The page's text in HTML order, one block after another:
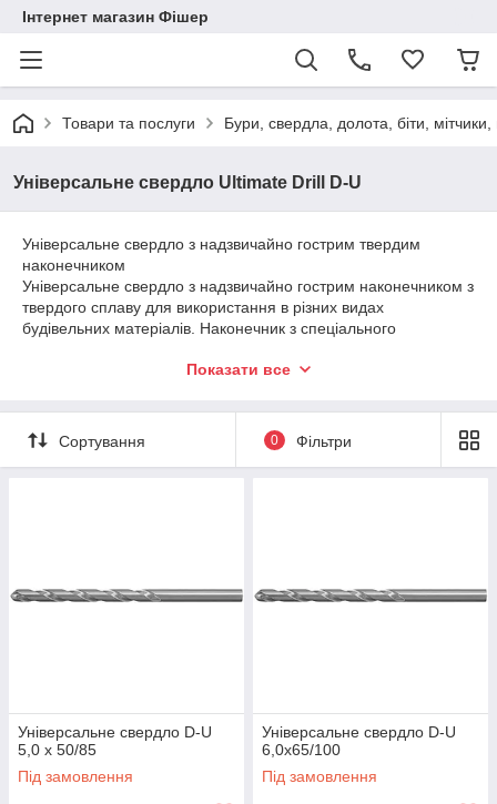
Інтернет магазин Фішер
Товари та послуги Бури, свердла, долота, біти,
Універсальне свердло Ultimate Drill D-U
Універсальне свердло з надзвичайно гострим твердим
наконечником
Універсальне свердло з надзвичайно гострим наконечником з
твердого сплаву для використання в різних видах
будівельних матеріалів. Наконечник з спеціального
Показати все
Сортування 0 Фільтри
Універсальне свердло D-U
5,0 x 50/85
Під замовлення
Універсальне свердло D-U
6,0x65/100
Під замовлення